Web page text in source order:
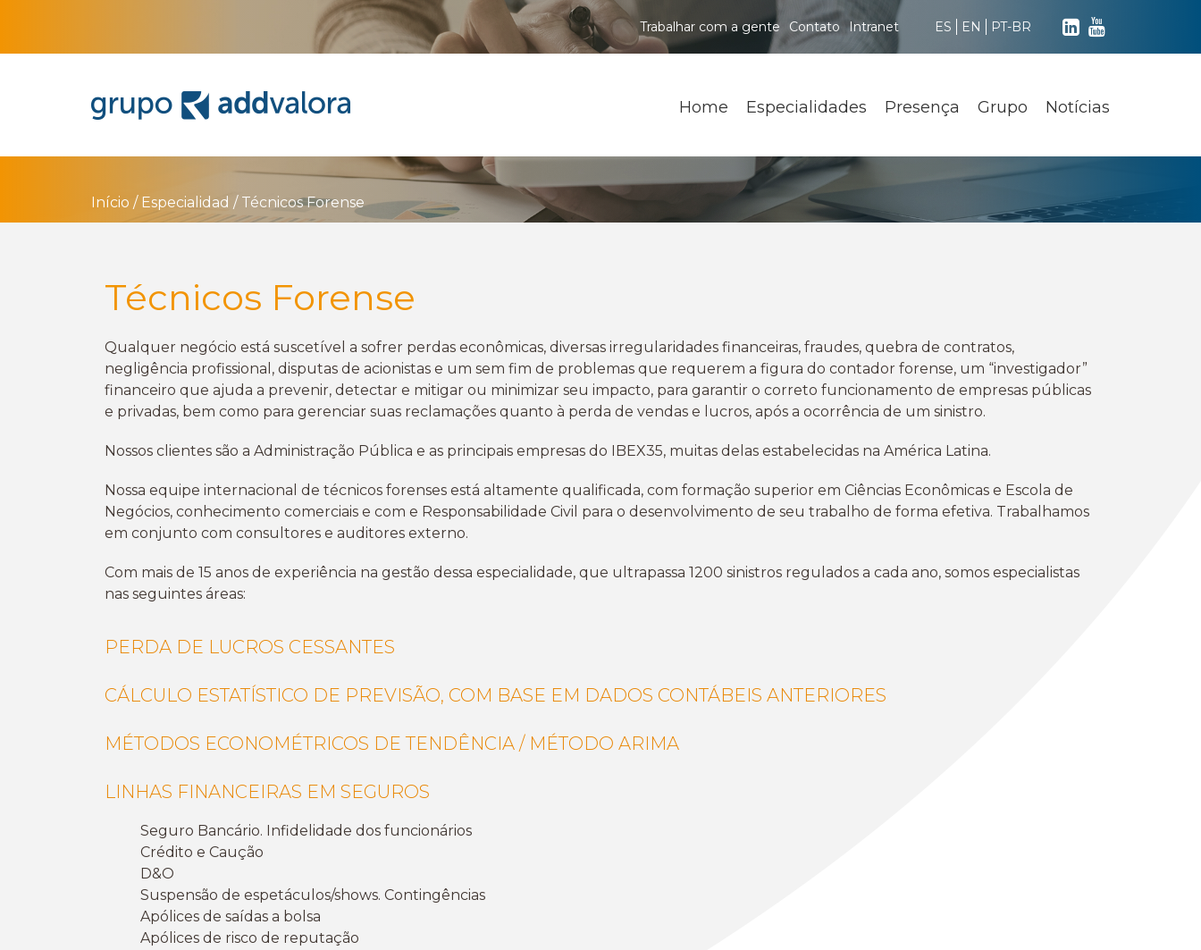
ES EN PT-BR
Trabalhar com a gente Contato Intranet
Home Especialidades Presença Grupo Notícias
Início / Especialidad / Técnicos Forense
Técnicos Forense
Qualquer negócio está suscetível a sofrer perdas econômicas, diversas irregularidades financeiras, fraudes, quebra de contratos,
negligência profissional, disputas de acionistas e um sem fim de problemas que requerem a figura do contador forense, um “investigador”
financeiro que ajuda a prevenir, detectar e mitigar ou minimizar seu impacto, para garantir o correto funcionamento de empresas públicas
e privadas, bem como para gerenciar suas reclamações quanto à perda de vendas e lucros, após a ocorrência de um sinistro.
Nossos clientes são a Administração Pública e as principais empresas do IBEX35, muitas delas estabelecidas na América Latina.
Nossa equipe internacional de técnicos forenses está altamente qualificada, com formação superior em Ciências Econômicas e Escola de
Negócios, conhecimento comerciais e com e Responsabilidade Civil para o desenvolvimento de seu trabalho de forma efetiva. Trabalhamos
em conjunto com consultores e auditores externo.
Com mais de 15 anos de experiência na gestão dessa especialidade, que ultrapassa 1200 sinistros regulados a cada ano, somos especialistas
nas seguintes áreas:
PERDA DE LUCROS CESSANTES
CÁLCULO ESTATÍSTICO DE PREVISÃO, COM BASE EM DADOS CONTÁBEIS ANTERIORES
MÉTODOS ECONOMÉTRICOS DE TENDÊNCIA / MÉTODO ARIMA
LINHAS FINANCEIRAS EM SEGUROS
Seguro Bancário. Infidelidade dos funcionários
Crédito e Caução
D&O
Suspensão de espetáculos/shows. Contingências
Apólices de saídas a bolsa
Apólices de risco de reputação